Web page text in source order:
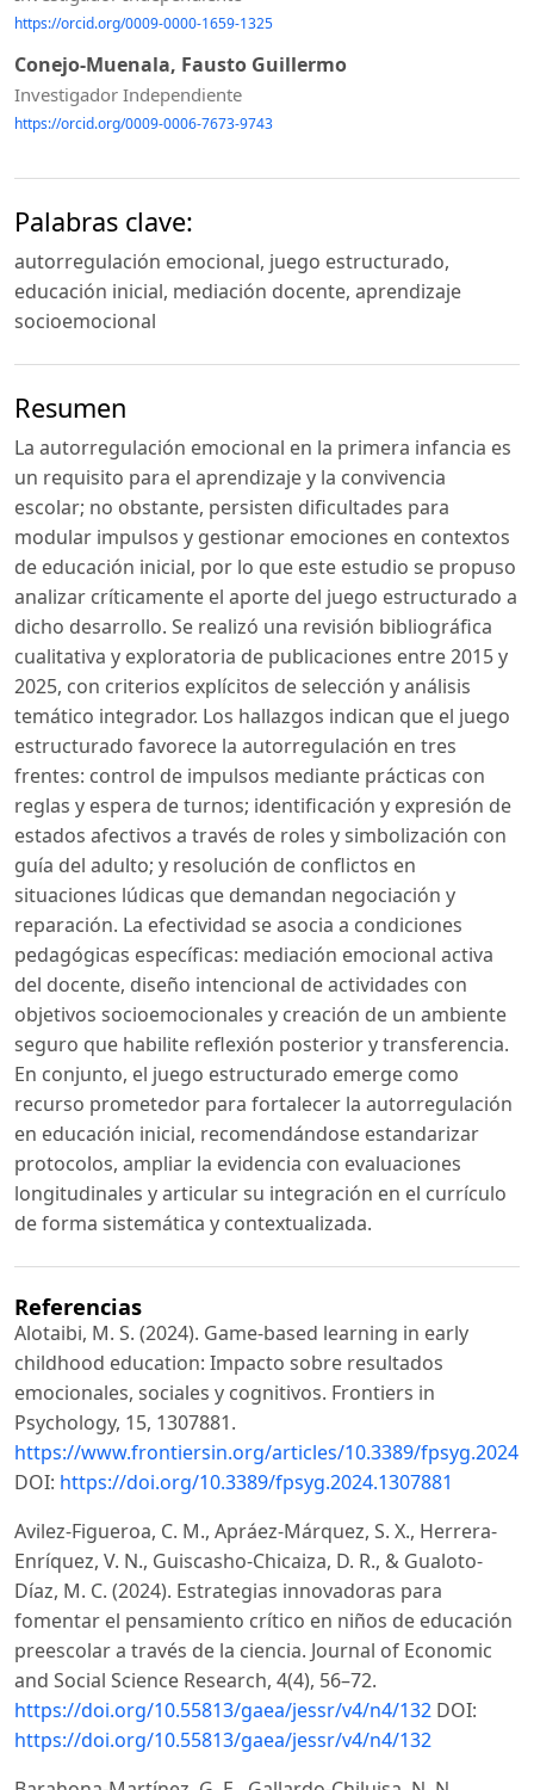
https://orcid.org/0009-0000-1659-1325
Conejo-Muenala, Fausto Guillermo
Investigador Independiente
https://orcid.org/0009-0006-7673-9743
Palabras clave:
autorregulación emocional, juego estructurado,
educación inicial, mediación docente, aprendizaje
socioemocional
Resumen
La autorregulación emocional en la primera infancia es
un requisito para el aprendizaje y la convivencia
escolar; no obstante, persisten dificultades para
modular impulsos y gestionar emociones en contextos
de educación inicial, por lo que este estudio se propuso
analizar críticamente el aporte del juego estructurado a
dicho desarrollo. Se realizó una revisión bibliográfica
cualitativa y exploratoria de publicaciones entre 2015 y
2025, con criterios explícitos de selección y análisis
temático integrador. Los hallazgos indican que el juego
estructurado favorece la autorregulación en tres
frentes: control de impulsos mediante prácticas con
reglas y espera de turnos; identificación y expresión de
estados afectivos a través de roles y simbolización con
guía del adulto; y resolución de conflictos en
situaciones lúdicas que demandan negociación y
reparación. La efectividad se asocia a condiciones
pedagógicas específicas: mediación emocional activa
del docente, diseño intencional de actividades con
objetivos socioemocionales y creación de un ambiente
seguro que habilite reflexión posterior y transferencia.
En conjunto, el juego estructurado emerge como
recurso prometedor para fortalecer la autorregulación
en educación inicial, recomendándose estandarizar
protocolos, ampliar la evidencia con evaluaciones
longitudinales y articular su integración en el currículo
de forma sistemática y contextualizada.
Referencias
Alotaibi, M. S. (2024). Game-based learning in early
childhood education: Impacto sobre resultados
emocionales, sociales y cognitivos. Frontiers in
Psychology, 15, 1307881.
https://www.frontiersin.org/articles/10.3389/
DOI: https://doi.org/10.3389/fpsyg.2024.1307881
Avilez-Figueroa, C. M., Apráez-Márquez, S. X., Herrera-
Enríquez, V. N., Guiscasho-Chicaiza, D. R., & Gualoto-
Díaz, M. C. (2024). Estrategias innovadoras para
fomentar el pensamiento crítico en niños de educación
preescolar a través de la ciencia. Journal of Economic
and Social Science Research, 4(4), 56–72.
https://doi.org/10.55813/gaea/jessr/v4/n4/132 DOI:
https://doi.org/10.55813/gaea/jessr/v4/n4/132